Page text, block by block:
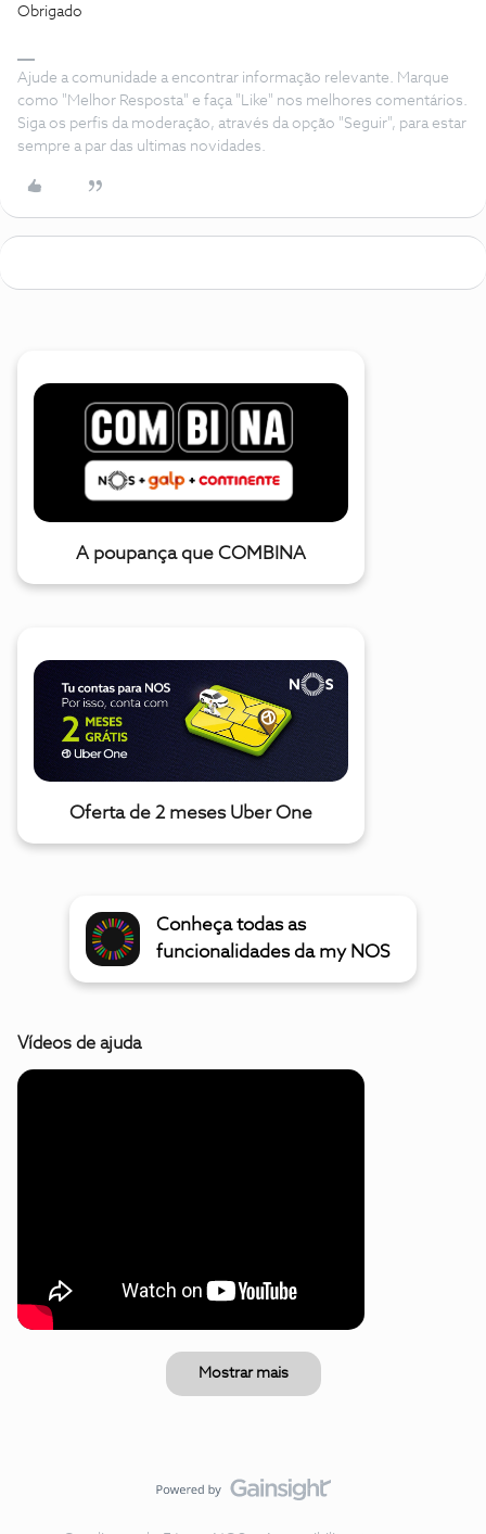
Obrigado
Ajude a comunidade a encontrar informação relevante. Marque
como "Melhor Resposta" e faça "Like" nos melhores comentários.
Siga os perfis da moderação, através da opção "Seguir", para estar
sempre a par das ultimas novidades.
A poupança que COMBINA
Oferta de 2 meses Uber One
Conheça todas as
funcionalidades da my NOS
Vídeos de ajuda
Mostrar mais